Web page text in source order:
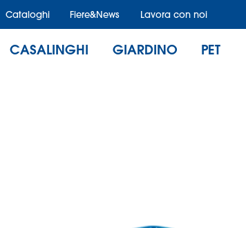
Cataloghi Fiere&News Lavora con noi
CASALINGHI GIARDINO PET